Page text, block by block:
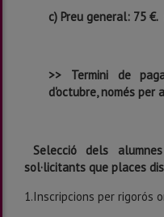
c) Preu general: 75
>> Termini de
d'octubre, només per
Selecció dels
sol·licitants que places
1.Inscripcions per rigorós